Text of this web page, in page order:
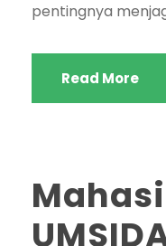
pentingnya
Read More